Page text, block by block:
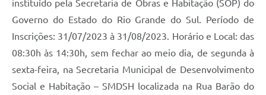
instituído pela Secretaria de Obras e Habitação (SOP) do
Governo do Estado do Rio Grande do Sul. Período de
Inscrições: 31/07/2023 à 31/08/2023. Horário e Local: das
08:30h às 14:30h, sem fechar ao meio dia, de segunda à
sexta-feira, na Secretaria Municipal de Desenvolvimento
Social e Habitação – SMDSH localizada na Rua Barão do